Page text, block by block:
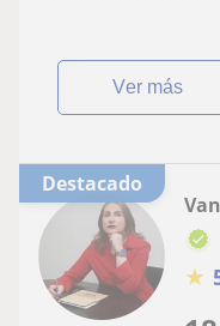
ver más
Destacado
★